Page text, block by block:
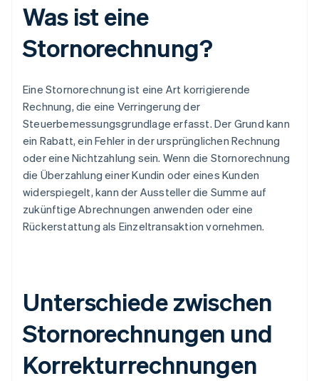
Was ist eine
Stornorechnung?
Eine Stornorechnung ist eine Art korrigierende
Rechnung, die eine Verringerung der
Steuerbemessungsgrundlage erfasst. Der Grund kann
ein Rabatt, ein Fehler in der ursprünglichen Rechnung
oder eine Nichtzahlung sein. Wenn die Stornorechnung
die Überzahlung einer Kundin oder eines Kunden
widerspiegelt, kann der Aussteller die Summe auf
zukünftige Abrechnungen anwenden oder eine
Rückerstattung als Einzeltransaktion vornehmen.
Unterschiede zwischen
Stornorechnungen und
Korrekturrechnungen